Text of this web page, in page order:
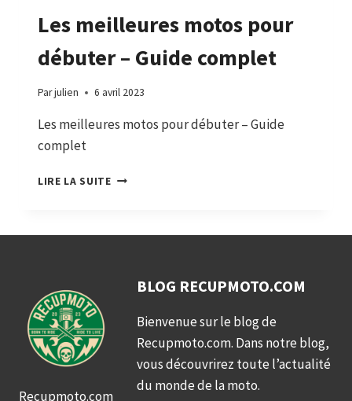
Les meilleures motos pour
débuter – Guide complet
Parjulien 6 avril 2023
Les meilleures motos pour débuter – Guide
complet
LIRE LA SUITELES
COMPLET
Recupmoto.com
BLOG RECUPMOTO.COM
Bienvenue sur le blog de
Recupmoto.com. Dans notre blog,
vous découvrirez toute l’actualité
du monde de la moto.